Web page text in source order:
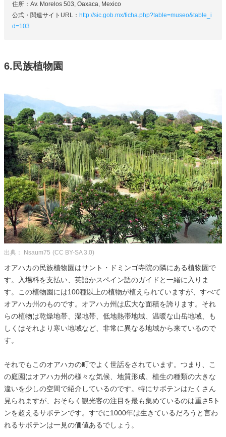
住所：Av. Morelos 503, Oaxaca, Mexico
公式・関連サイトURL： http://sic.gob.mx/ficha.php?table=museo&table_i
d=103
6.民族植物園
出典： Nsaum75 (CC BY-SA 3.0)
オアハカの民族植物園はサント・ドミンゴ寺院の隣にある植物園で
す。入場料を支払い、英語かスペイン語のガイドと一緒に入りま
す。この植物園には100種以上の植物が植えられていますが、すべて
オアハカ州のものです。オアハカ州は広大な面積を誇ります。それ
らの植物は乾燥地帯、湿地帯、低地熱帯地域、温暖な山岳地域、も
しくはそれより寒い地域など、非常に異なる地域から来ているので
す。
それでもこのオアハカの町でよく世話をされています。つまり、こ
の庭園はオアハカ州の様々な気候、地質形成、植生の種類の大きな
違いを少しの空間で紹介しているのです。特にサボテンはたくさん
見られますが、おそらく観光客の注目を最も集めているのは重さ5ト
ンを超えるサボテンです。すでに1000年は生きているだろうと言わ
れるサボテンは一見の価値あるでしょう。